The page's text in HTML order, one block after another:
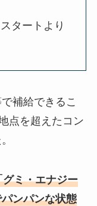
タートより
補給できるこ
点を超えたコン
ミ・エナジー
ンパンな状態